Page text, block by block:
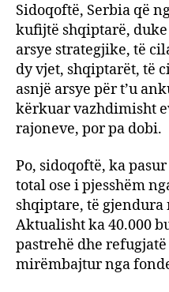
Sidoqoftë, Serbia që
kufijtë shqiptarë,
arsye strategjike, të
dy vjet, shqiptarët, të
asnjë arsye për t’u
kërkuar vazhdimisht
rajoneve, por pa dobi.
Po, sidoqoftë, ka
total ose i pjesshëm
shqiptare, të
Aktualisht ka 40.000
pastrehë dhe
mirëmbajtur nga